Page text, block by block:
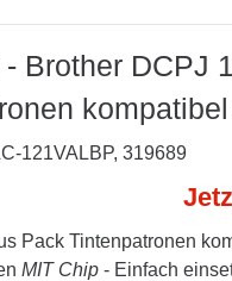
Brother DCPJ
121VALBP, 319689
Pack Tintenpatronen
MIT Chip - Einfach